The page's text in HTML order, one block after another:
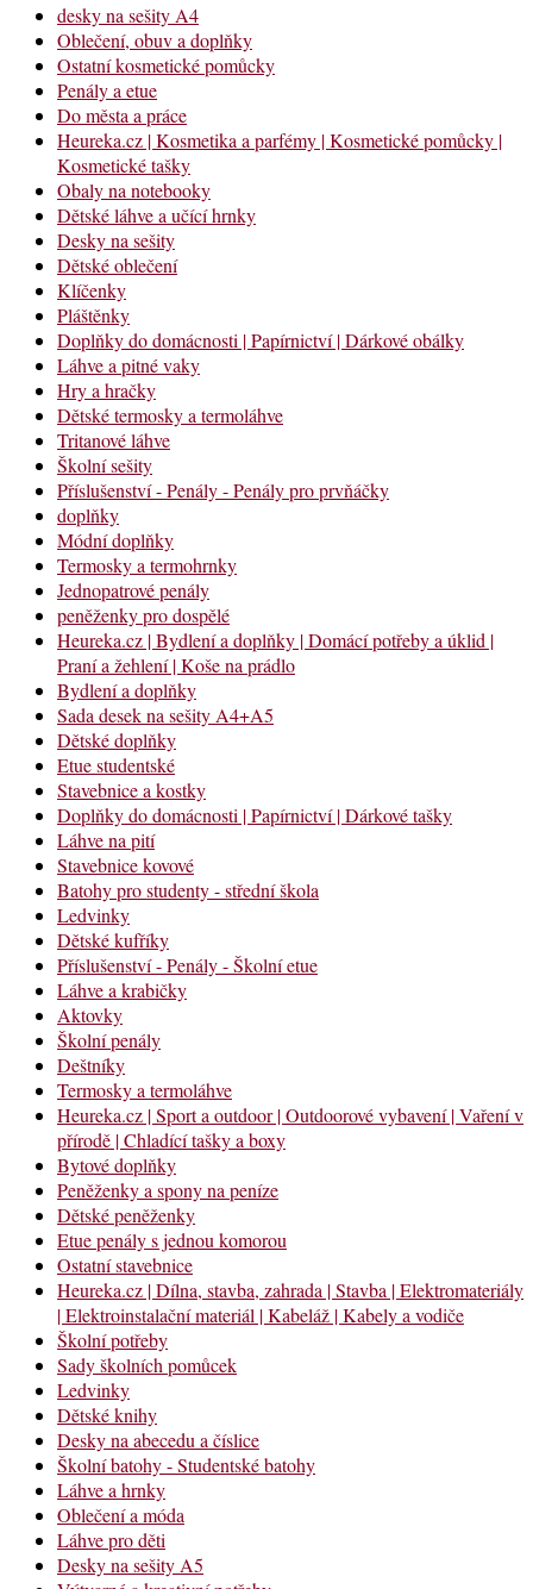
desky na sešity A4
Oblečení, obuv a doplňky
Ostatní kosmetické pomůcky
Penály a etue
Do města a práce
Heureka.cz | Kosmetika a parfémy | Kosmetické pomůcky |
Kosmetické tašky
Obaly na notebooky
Dětské láhve a učící hrnky
Desky na sešity
Dětské oblečení
Klíčenky
Pláštěnky
Doplňky do domácnosti | Papírnictví | Dárkové obálky
Láhve a pitné vaky
Hry a hračky
Dětské termosky a termoláhve
Tritanové láhve
Školní sešity
Příslušenství - Penály - Penály pro prvňáčky
doplňky
Módní doplňky
Termosky a termohrnky
Jednopatrové penály
peněženky pro dospělé
Heureka.cz | Bydlení a doplňky | Domácí potřeby a úklid |
Praní a žehlení | Koše na prádlo
Bydlení a doplňky
Sada desek na sešity A4+A5
Dětské doplňky
Etue studentské
Stavebnice a kostky
Doplňky do domácnosti | Papírnictví | Dárkové tašky
Láhve na pití
Stavebnice kovové
Batohy pro studenty - střední škola
Ledvinky
Dětské kufříky
Příslušenství - Penály - Školní etue
Láhve a krabičky
Aktovky
Školní penály
Deštníky
Termosky a termoláhve
Heureka.cz | Sport a outdoor | Outdoorové vybavení | Vaření v
přírodě | Chladící tašky a boxy
Bytové doplňky
Peněženky a spony na peníze
Dětské peněženky
Etue penály s jednou komorou
Ostatní stavebnice
Heureka.cz | Dílna, stavba, zahrada | Stavba | Elektromateriály
| Elektroinstalační materiál | Kabeláž | Kabely a vodiče
Školní potřeby
Sady školních pomůcek
Ledvinky
Dětské knihy
Desky na abecedu a číslice
Školní batohy - Studentské batohy
Láhve a hrnky
Oblečení a móda
Láhve pro děti
Desky na sešity A5